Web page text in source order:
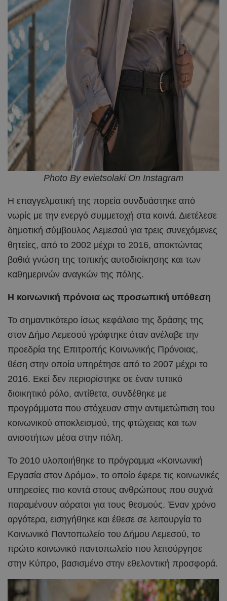
Photo By evietsolaki On Instagram
Η επαγγελματική της πορεία συνδυάστηκε από
νωρίς με την ενεργό συμμετοχή στα κοινά. Διετέλεσε
δημοτική σύμβουλος Λεμεσού για τρεις συνεχόμενες
θητείες, από το 2002 μέχρι το 2016, αποκτώντας
βαθιά γνώση της τοπικής αυτοδιοίκησης και των
καθημερινών αναγκών της πόλης.
Η κοινωνική πρόνοια ως προσωπική υπόθεση
Το σημαντικότερο ίσως κεφάλαιο της δράσης της
στον Δήμο Λεμεσού γράφτηκε όταν ανέλαβε την
προεδρία της Επιτροπής Κοινωνικής Πρόνοιας,
θέση στην οποία υπηρέτησε από το 2007 μέχρι το
2016. Εκεί δεν περιορίστηκε σε έναν τυπικό
διοικητικό ρόλο, αντίθετα, συνδέθηκε με
προγράμματα που στόχευαν στην αντιμετώπιση του
κοινωνικού αποκλεισμού, της φτώχειας και των
ανισοτήτων μέσα στην πόλη.
Το 2010 υλοποιήθηκε το πρόγραμμα «Κοινωνική
Εργασία στον Δρόμο», το οποίο έφερε τις κοινωνικές
υπηρεσίες πιο κοντά στους ανθρώπους που συχνά
παραμένουν αόρατοι για τους θεσμούς. Έναν χρόνο
αργότερα, εισηγήθηκε και έθεσε σε λειτουργία το
Κοινωνικό Παντοπωλείο του Δήμου Λεμεσού, το
πρώτο κοινωνικό παντοπωλείο που λειτούργησε
στην Κύπρο, βασισμένο στην εθελοντική προσφορά.